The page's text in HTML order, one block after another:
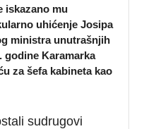
iskazano mu
uhićenje Josipa
ministra unutrašnjih
godine Karamarka
za šefa kabineta kao
sudrugovi